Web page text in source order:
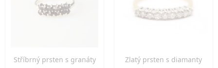
Stříbrný prsten s granáty Zlatý prsten s diamanty